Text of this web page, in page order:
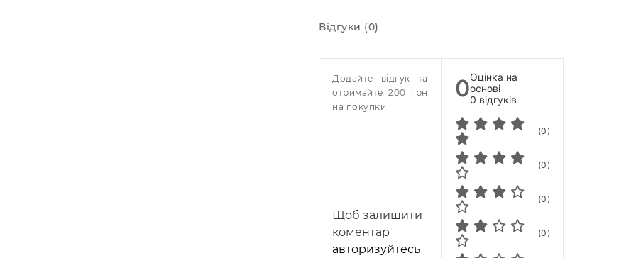
Відгуки (0)
Додайте відгук та
отримайте 200 грн
на покупки
Щоб залишити
коментар
авторизуйтесь
0Оцінка на
основі
0 відгуків
(0)
(0)
(0)
(0)